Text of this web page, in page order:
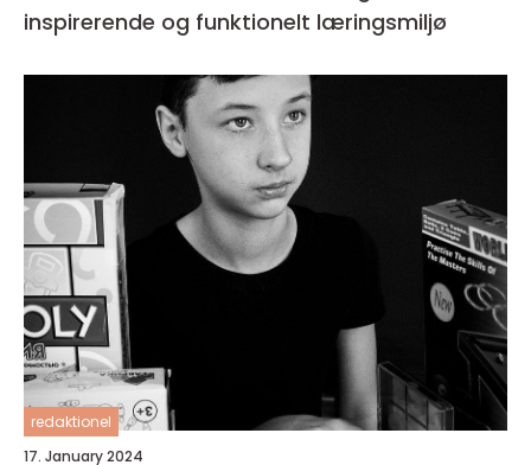
inspirerende og funktionelt læringsmiljø
redaktionel
17. January 2024